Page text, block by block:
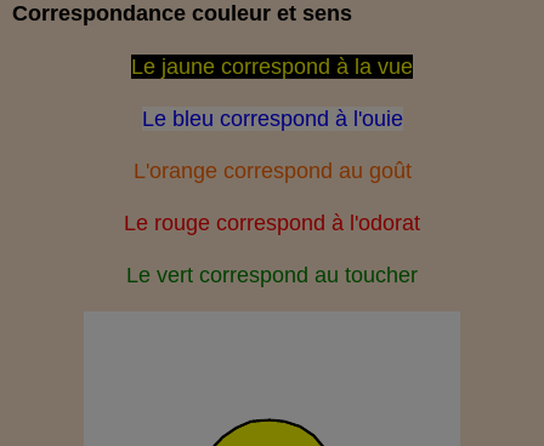
Correspondance couleur et sens
Le jaune correspond à la vue
Le bleu correspond à l'ouie
L'orange correspond au goût
Le rouge correspond à l'odorat
Le vert correspond au toucher